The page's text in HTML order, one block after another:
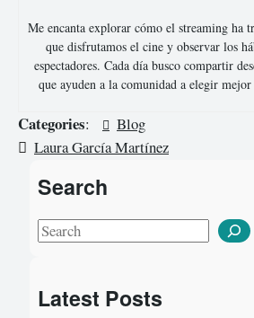
Me encanta explorar cómo el streaming ha
que disfrutamos el cine y observar los
espectadores. Cada día busco compartir
que ayuden a la comunidad a elegir
Categories:
Blog
Laura García Martínez
Search
S
r
Latest Posts